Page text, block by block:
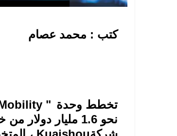
كتب : محمد عصام
تخطط وحدة "
نحو 1.6 مليار دولار من خلال بيع نحو 273 مليون سهم من الفئة